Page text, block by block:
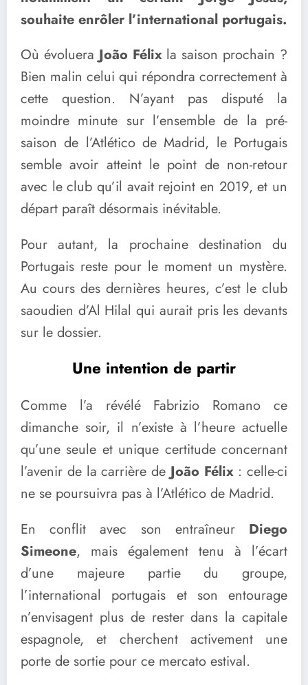
souhaite enrôler l’international portugais.
Où évolueraJoão Félixla saison prochain ?
Bien malin celui qui répondra correctement à
cette question. N’ayant pas disputé la
moindre minute sur l’ensemble de la pré-
saison de l’Atlético de Madrid, le Portugais
semble avoir atteint le point de non-retour
avec le club qu’il avait rejoint en 2019, et un
départ paraît désormais inévitable.
Pour autant, la prochaine destination du
Portugais reste pour le moment un mystère.
Au cours des dernières heures, c’est le club
saoudien d’Al Hilal qui aurait pris les devants
sur le dossier.
Une intention de partir
Comme l’a révélé Fabrizio Romano ce
dimanche soir, il n’existe à l’heure actuelle
qu’une seule et unique certitude concernant
l’avenir de la carrière deJoão Félix: celle-ci
ne se poursuivra pas à l’Atlético de Madrid.
En conflit avec son entraîneur Diego
Simeone, mais également tenu à l’écart
d’une majeure partie du groupe,
l’international portugais et son entourage
n’envisagent plus de rester dans la capitale
espagnole, et cherchent activement une
porte de sortie pour ce mercato estival.